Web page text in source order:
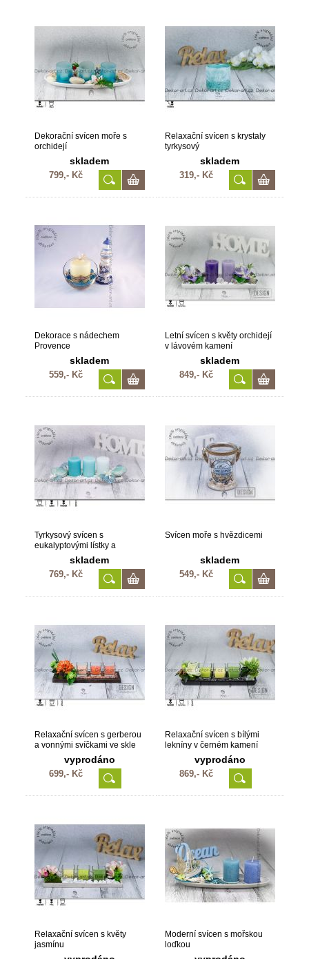
Dekorační svícen moře s
orchidejí
skladem
799,- Kč
Relaxační svícen s krystaly
tyrkysový
skladem
319,- Kč
Dekorace s nádechem
Provence
skladem
559,- Kč
Letní svícen s květy orchidejí
v lávovém kamení
skladem
849,- Kč
Tyrkysový svícen s
eukalyptovými lístky a
vonnými svíčkami
skladem
769,- Kč
Svícen moře s hvězdicemi
skladem
549,- Kč
Relaxační svícen s gerberou
a vonnými svíčkami ve skle
vyprodáno
699,- Kč
Relaxační svícen s bílými
lekníny v černém kamení
vyprodáno
869,- Kč
Relaxační svícen s květy
jasmínu
Moderní svícen s mořskou
loďkou